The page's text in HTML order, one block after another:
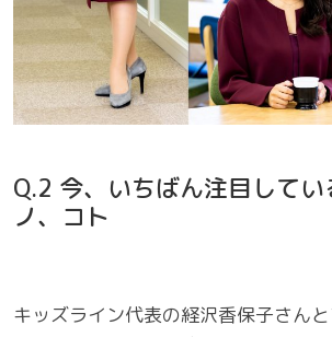
Q.2 今、いちばん注目して
ノ、コト
キッズライン代表の経沢香保子さん